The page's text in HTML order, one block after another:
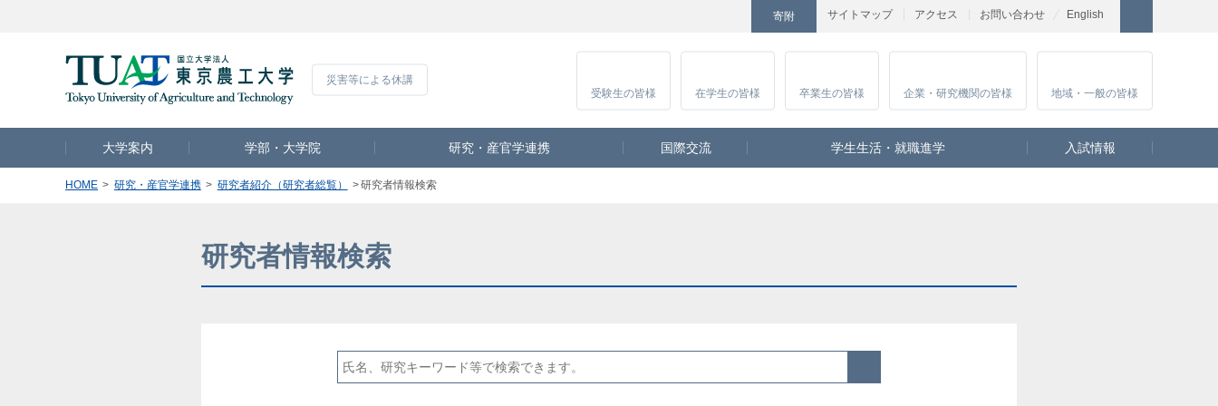
サイトマップ アクセス お問い合わせ
寄附 English
Instagram
災害等による休講
受験生の皆様 在学生の皆様 卒業生の皆様 企業・研究機関の皆様 地域・一般の皆様
大学案内 学部・大学院 研究・産官学連携 国際交流 学生生活・就職進学 入試情報
HOME 研究・産官学連携 研究者紹介（研究者総覧） 研究者情報検索
研究者情報検索